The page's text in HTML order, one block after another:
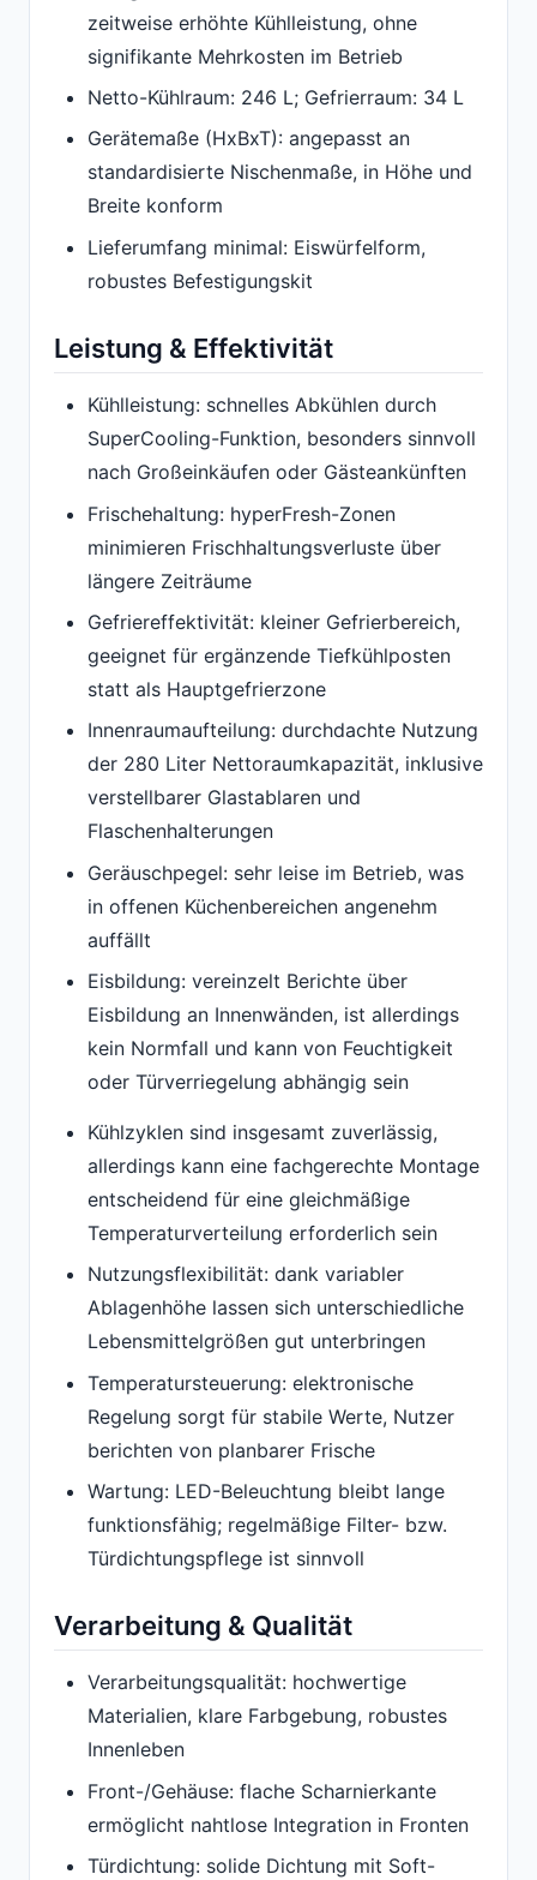
zeitweise erhöhte Kühlleistung, ohne
signifikante Mehrkosten im Betrieb
Netto-Kühlraum: 246 L; Gefrierraum: 34 L
Gerätemaße (HxBxT): angepasst an
standardisierte Nischenmaße, in Höhe und
Breite konform
Lieferumfang minimal: Eiswürfelform,
robustes Befestigungskit
Leistung & Effektivität
Kühlleistung: schnelles Abkühlen durch
SuperCooling-Funktion, besonders sinnvoll
nach Großeinkäufen oder Gästeankünften
Frischehaltung: hyperFresh-Zonen
minimieren Frischhaltungsverluste über
längere Zeiträume
Gefriereffektivität: kleiner Gefrierbereich,
geeignet für ergänzende Tiefkühlposten
statt als Hauptgefrierzone
Innenraumaufteilung: durchdachte Nutzung
der 280 Liter Nettoraumkapazität, inklusive
verstellbarer Glastablaren und
Flaschenhalterungen
Geräuschpegel: sehr leise im Betrieb, was
in offenen Küchenbereichen angenehm
auffällt
Eisbildung: vereinzelt Berichte über
Eisbildung an Innenwänden, ist allerdings
kein Normfall und kann von Feuchtigkeit
oder Türverriegelung abhängig sein
Kühlzyklen sind insgesamt zuverlässig,
allerdings kann eine fachgerechte Montage
entscheidend für eine gleichmäßige
Temperaturverteilung erforderlich sein
Nutzungsflexibilität: dank variabler
Ablagenhöhe lassen sich unterschiedliche
Lebensmittelgrößen gut unterbringen
Temperatursteuerung: elektronische
Regelung sorgt für stabile Werte, Nutzer
berichten von planbarer Frische
Wartung: LED-Beleuchtung bleibt lange
funktionsfähig; regelmäßige Filter- bzw.
Türdichtungspflege ist sinnvoll
Verarbeitung & Qualität
Verarbeitungsqualität: hochwertige
Materialien, klare Farbgebung, robustes
Innenleben
Front-/Gehäuse: flache Scharnierkante
ermöglicht nahtlose Integration in Fronten
Türdichtung: solide Dichtung mit Soft-